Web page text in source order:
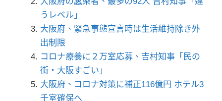
うレベル」
大阪府、緊急事態宣言時は生活維持除き外
出制限
コロナ療養に２万室応募、吉村知事「民の
街・大阪すごい」
大阪府、コロナ対策に補正116億円 ホテル3
千室確保へ